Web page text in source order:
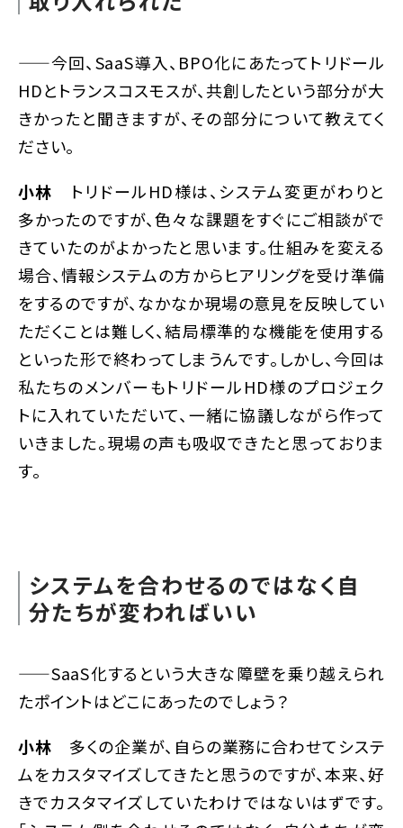
——今回、SaaS導入、BPO化にあたってトリドール
HDとトランスコスモスが、共創したという部分が大
きかったと聞きますが、その部分について教えてく
ださい。
小林 トリドールHD様は、システム変更がわりと
多かったのですが、色々な課題をすぐにご相談がで
きていたのがよかったと思います。仕組みを変える
場合、情報システムの方からヒアリングを受け準備
をするのですが、なかなか現場の意見を反映してい
ただくことは難しく、結局標準的な機能を使用する
といった形で終わってしまうんです。しかし、今回は
私たちのメンバーもトリドールHD様のプロジェク
トに入れていただいて、一緒に協議しながら作って
いきました。現場の声も吸収できたと思っておりま
す。
システムを合わせるのではなく自
分たちが変わればいい
——SaaS化するという大きな障壁を乗り越えられ
たポイントはどこにあったのでしょう？
小林 多くの企業が、自らの業務に合わせてシステ
ムをカスタマイズしてきたと思うのですが、本来、好
きでカスタマイズしていたわけではないはずです。